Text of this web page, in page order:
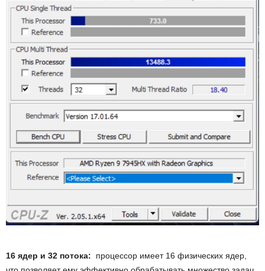
16 ядер и 32 потока: процессор имеет 16 физических ядер,